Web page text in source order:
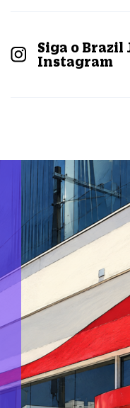
Siga o Brazil
Instagram